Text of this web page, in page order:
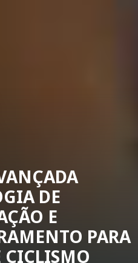
DE
E
PARA
CICLISMO